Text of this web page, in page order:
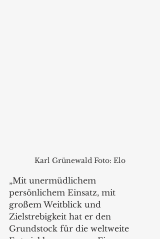
Karl Grünewald Foto: Elo
„Mit unermüdlichem
persönlichem Einsatz, mit
großem Weitblick und
Zielstrebigkeit hat er den
Grundstock für die weltweite